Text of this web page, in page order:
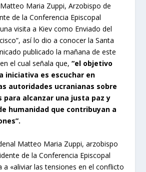
Maria Zuppi, Arzobispo de
de la Conferencia Episcopal
visita a Kiev como Enviado del
así lo dio a conocer la Santa
publicado la mañana de este
el cual señala que,“el objetivo
iniciativa es escuchar en
autoridades ucranianas sobre
para alcanzar una justa paz y
humanidad que contribuyan a
Matteo Maria Zuppi, arzobispo
de la Conferencia Episcopal
a «aliviar las tensiones en el conflicto